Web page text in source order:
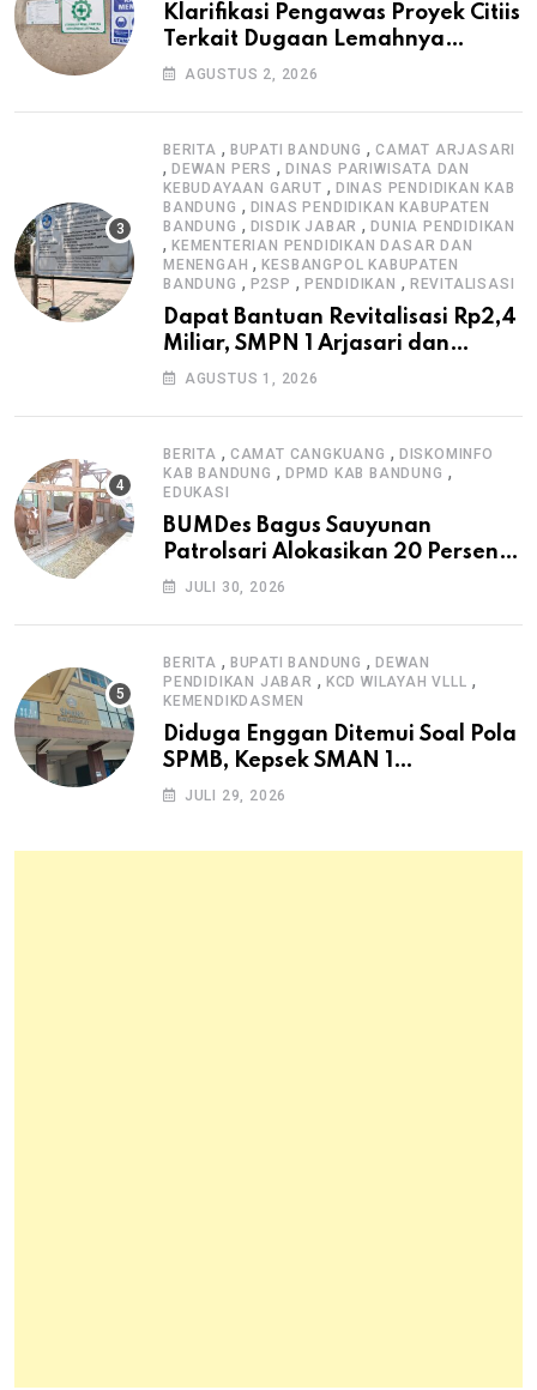
Klarifikasi Pengawas Proyek Citiis
Terkait Dugaan Lemahnya
Pengawasan K3
AGUSTUS 2, 2026
BERITA , BUPATI BANDUNG ,CAMAT ARJASARI
, DEWAN PERS , DINAS PARIWISATA DAN
KEBUDAYAAN GARUT , DINAS PENDIDIKAN KAB
BANDUNG , DINAS PENDIDIKAN KABUPATEN
BANDUNG , DISDIK JABAR ,DUNIA PENDIDIKAN
, KEMENTERIAN PENDIDIKAN DASAR DAN
MENENGAH ,KESBANGPOL KABUPATEN
BANDUNG , P2SP , PENDIDIKAN , REVITALISASI
Dapat Bantuan Revitalisasi Rp2,4
Miliar, SMPN 1 Arjasari dan
Masyarakat Sambut Antusias
AGUSTUS 1, 2026
BERITA , CAMAT CANGKUANG , DISKOMINFO
KAB BANDUNG , DPMD KAB BANDUNG ,
EDUKASI
BUMDes Bagus Sauyunan
Patrolsari Alokasikan 20 Persen
Dana Desa untuk Ketahanan
JULI 30, 2026
BERITA , BUPATI BANDUNG ,DEWAN
PENDIDIKAN JABAR , KCD WILAYAH VLLL ,
KEMENDIKDASMEN
Diduga Enggan Ditemui Soal Pola
SPMB, Kepsek SMAN 1
Dayeuhkolot Dikeluhkan Orang
JULI 29, 2026